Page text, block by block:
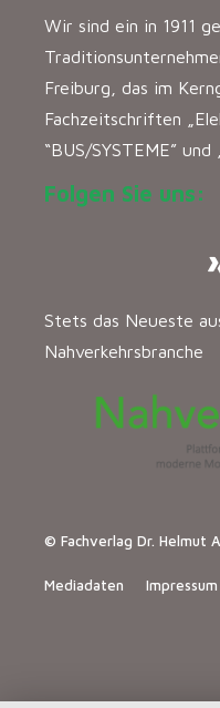
Wir sind ein in 1911
Freiburg, das im
Fachzeitschriften
“BUS/SYSTEME” und
Folgen Sie uns:
Stets das Neueste
Nahverkehrsbranche
© Fachverlag Dr. Helmut
Mediadaten Impressum